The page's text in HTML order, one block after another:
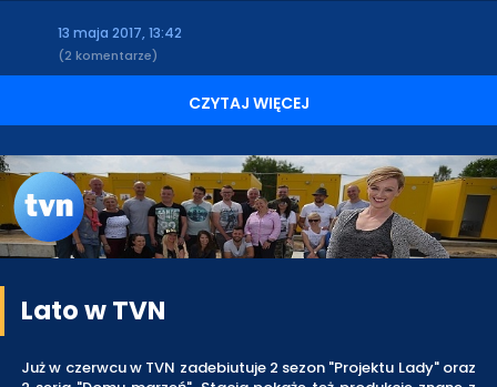
13 maja 2017, 13:42
(2 komentarze)
CZYTAJ WIĘCEJ
Lato w TVN
Już w czerwcu w TVN zadebiutuje 2 sezon "Projektu Lady" oraz